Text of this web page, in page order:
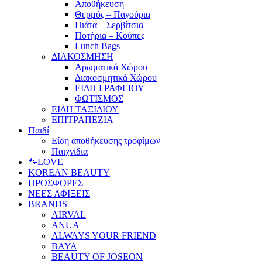
Αποθήκευση
Θερμός – Παγούρια
Πιάτα – Σερβίτσια
Ποτήρια – Κούπες
Lunch Bags
ΔΙΑΚΟΣΜΗΣΗ
Αρωματικά Χώρου
Διακοσμητικά Χώρου
ΕΙΔΗ ΓΡΑΦΕΙΟΥ
ΦΩΤΙΣΜΟΣ
ΕΙΔΗ ΤΑΞΙΔΙΟΥ
ΕΠΙΤΡΑΠΕΖΙΑ
Παιδί
Είδη αποθήκευσης τροφίμων
Παιχνίδια
🐾LOVE
KOREAN BEAUTY
ΠΡΟΣΦΟΡΕΣ
ΝΕΕΣ ΑΦΙΞΕΙΣ
BRANDS
AIRVAL
ANUA
ALWAYS YOUR FRIEND
BAYA
BEAUTY OF JOSEON